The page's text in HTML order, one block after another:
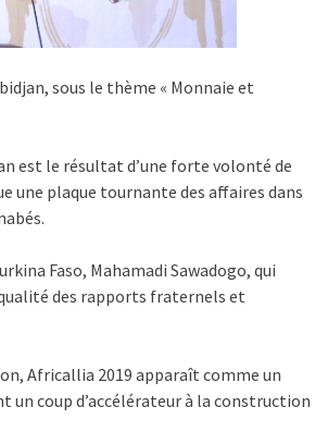
sous le thème « Monnaie et
est le résultat d’une forte volonté de
une plaque tournante des affaires dans
Faso, Mahamadi Sawadogo, qui
des rapports fraternels et
Africallia 2019 apparaît comme un
coup d’accélérateur à la construction